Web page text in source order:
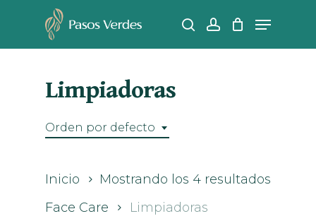
searchaccount
Menu
Limpiadoras
Orden por defecto
Mostrando los 4 resultados
Inicio
Face Care
Limpiadoras
Close